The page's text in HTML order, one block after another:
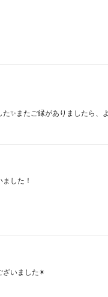
✨またご縁がありましたら、
した！
ざいました✴︎